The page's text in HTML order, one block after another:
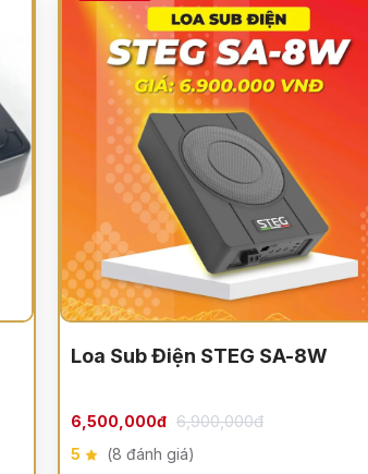
Loa Sub Điện STEG SA-8W
6,500,000đ 6,900,000đ
5 (8 đánh giá)